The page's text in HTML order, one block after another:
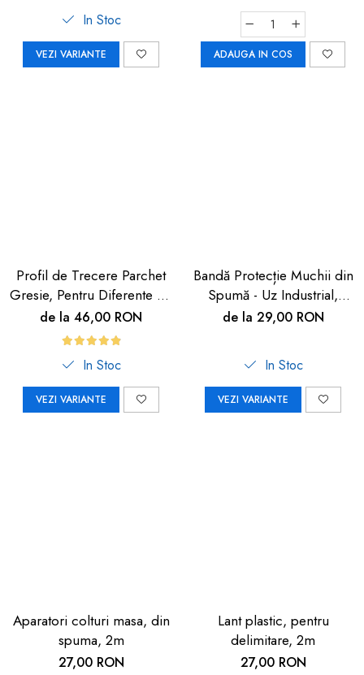
In Stoc
VEZI VARIANTE ADAUGA IN COS
Profil de Trecere Parchet
Gresie, Pentru Diferente de
Nivel, Autoadeziv, Culoare
Lemn Deschis, 90cm
de la 46,00 RON
In Stoc
VEZI VARIANTE
Bandă Protecție Muchii din
Spumă - Uz Industrial,
Crem, 90cm | Car Boy
de la 29,00 RON
In Stoc
VEZI VARIANTE
Aparatori colturi masa, din
spuma, 2m
27,00 RON
Lant plastic, pentru
delimitare, 2m
27,00 RON